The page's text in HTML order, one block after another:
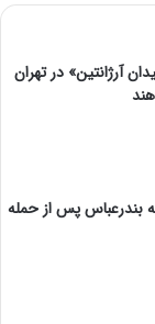
آرژانتین» در تهران
پس از حمله